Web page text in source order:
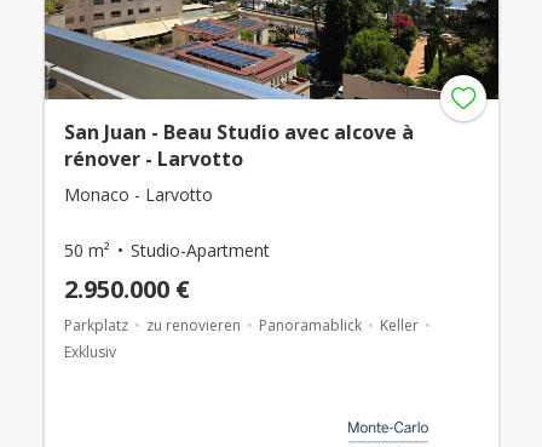
San Juan - Beau Studio avec alcove à
rénover - Larvotto
Monaco - Larvotto
50 m² Studio-Apartment
2.950.000 €
Parkplatz zu renovieren Panoramablick
Keller
Exklusiv